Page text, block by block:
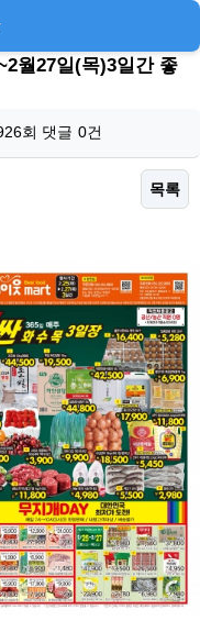
월27일(목)3일간 좋
회 댓글 0건
목록